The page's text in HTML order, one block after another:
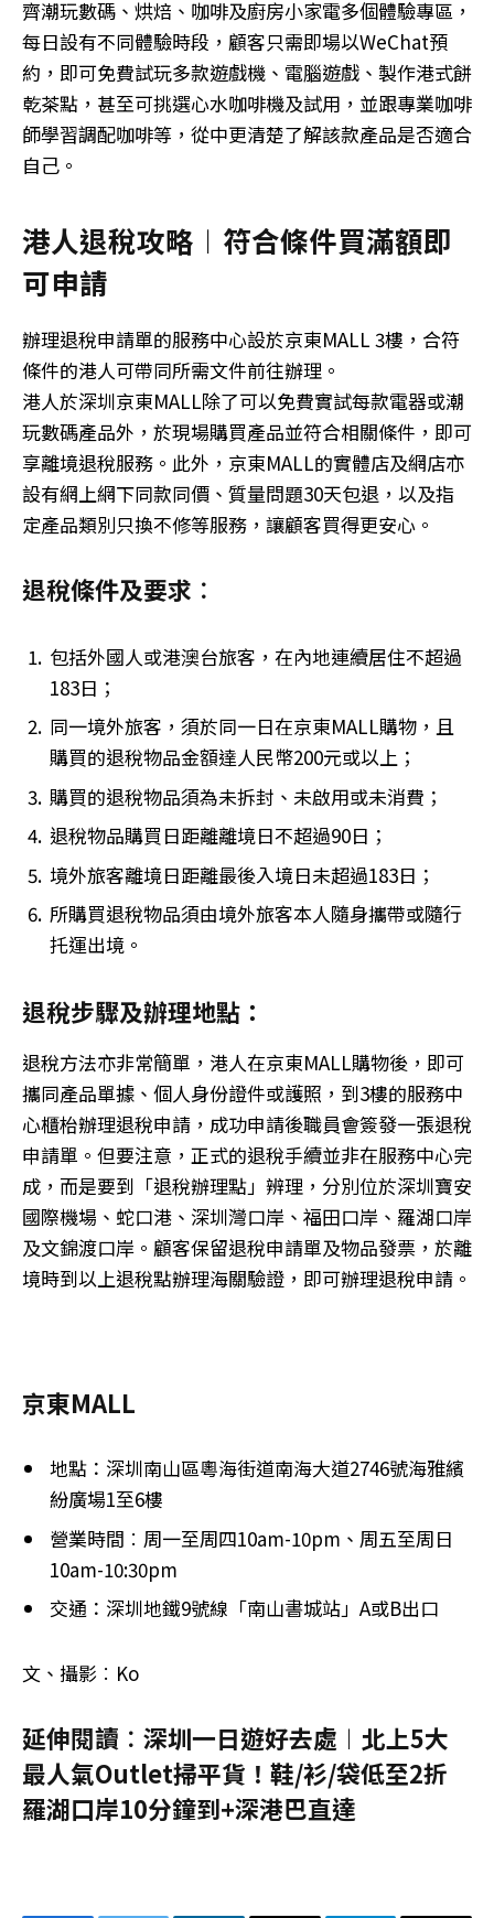
齊潮玩數碼、烘焙、咖啡及廚房小家電多個體驗專區，
每日設有不同體驗時段，顧客只需即場以WeChat預
約，即可免費試玩多款遊戲機、電腦遊戲、製作港式餅
乾茶點，甚至可挑選心水咖啡機及試用，並跟專業咖啡
師學習調配咖啡等，從中更清楚了解該款產品是否適合
自己。
港人退稅攻略︱符合條件買滿額即
可申請
辦理退稅申請單的服務中心設於京東MALL 3樓，合符
條件的港人可帶同所需文件前往辦理。
港人於深圳京東MALL除了可以免費實試每款電器或潮
玩數碼產品外，於現場購買產品並符合相關條件，即可
享離境退稅服務。此外，京東MALL的實體店及網店亦
設有網上網下同款同價、質量問題30天包退，以及指
定產品類別只換不修等服務，讓顧客買得更安心。
退稅條件及要求︰
包括外國人或港澳台旅客，在內地連續居住不超過
183日；
同一境外旅客，須於同一日在京東MALL購物，且
購買的退稅物品金額達人民幣200元或以上；
購買的退稅物品須為未拆封、未啟用或未消費；
退稅物品購買日距離離境日不超過90日；
境外旅客離境日距離最後入境日未超過183日；
所購買退稅物品須由境外旅客本人隨身攜帶或隨行
托運出境。
退稅步驟及辦理地點：
退稅方法亦非常簡單，港人在京東MALL購物後，即可
攜同產品單據、個人身份證件或護照，到3樓的服務中
心櫃枱辦理退稅申請，成功申請後職員會簽發一張退稅
申請單。但要注意，正式的退稅手續並非在服務中心完
成，而是要到「退稅辦理點」辨理，分別位於深圳寶安
國際機場、蛇口港、深圳灣口岸、福田口岸、羅湖口岸
及文錦渡口岸。顧客保留退稅申請單及物品發票，於離
境時到以上退稅點辦理海關驗證，即可辦理退稅申請。
京東MALL
地點：深圳南山區粵海街道南海大道2746號海雅繽
紛廣場1至6樓
營業時間︰周一至周四10am-10pm、周五至周日
10am-10:30pm
交通：深圳地鐵9號線「南山書城站」A或B出口
文、攝影︰Ko
延伸閱讀︰深圳一日遊好去處︱北上5大
最人氣Outlet掃平貨！鞋/衫/袋低至2折
羅湖口岸10分鐘到+深港巴直達